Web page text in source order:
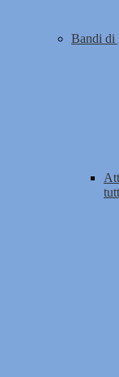
Bandi di